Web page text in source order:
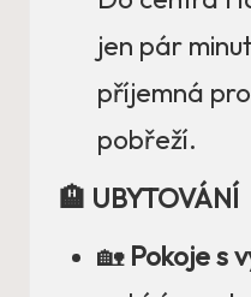
jen pár
příjemná
pobřeží.
🏨 UBYTOVÁNÍ
🏡 Pokoje s